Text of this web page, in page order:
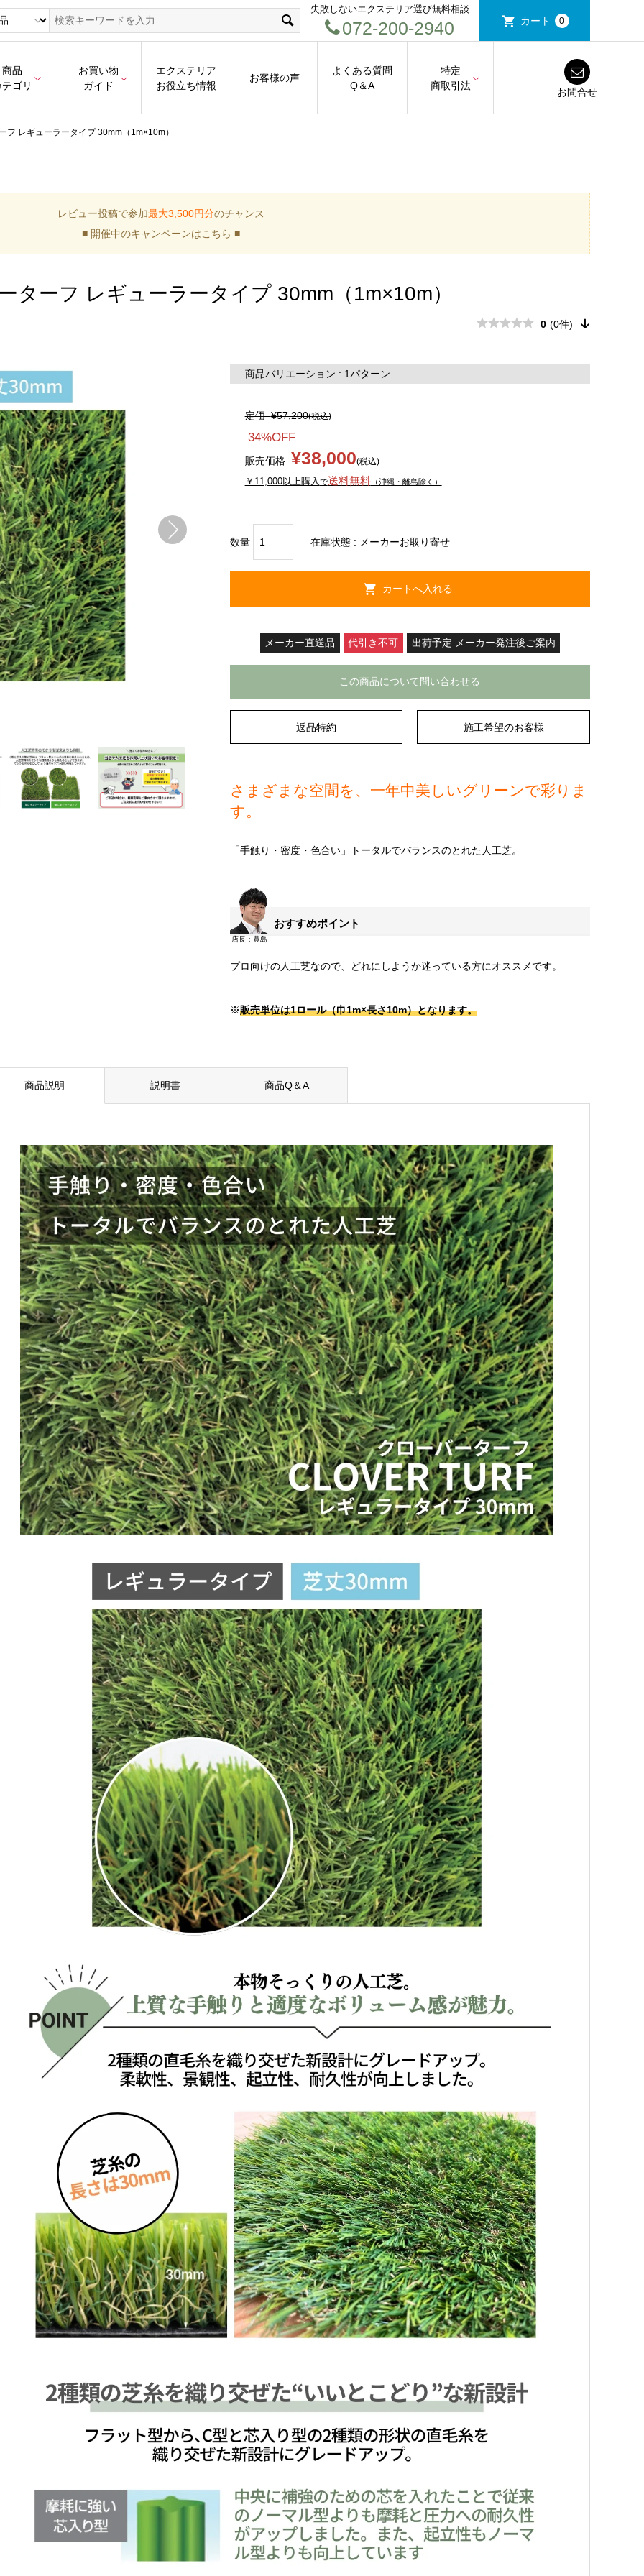
失敗しないエクステリア選び無料相談
072-200-2940 カート 0
商品
ゴリ
お買い物
ガイド
エクステリア
お役立ち情報
お客様の声
よくある質問
Q＆A
特定
商取引法
お問合せ
フ レギューラータイプ 30mm（1m×10m）
レビュー投稿で参加最大3,500円分のチャンス
■ 開催中のキャンペーンはこちら ■
ターフ レギューラータイプ 30mm（1m×10m）
0 (0件)
商品バリエーション : 1パターン
定価¥57,200(税込)
34%OFF
販売価格 ¥38,000(税込)
￥11,000以上購入で送料無料（沖縄・離島除く）
数量 在庫状態 : メーカーお取り寄せ
メーカー直送品 代引き不可 出荷予定 メーカー発注後ご案内
この商品について問い合わせる
返品特約 施工希望のお客様
さまざまな空間を、一年中美しいグリーンで彩りま
す。
「手触り・密度・色合い」トータルでバランスのとれた人工芝。
おすすめポイント
プロ向けの人工芝なので、どれにしようか迷っている方にオススメです。
※販売単位は1ロール（巾1m×長さ10m）となります。
商品説明 説明書 商品Q＆A